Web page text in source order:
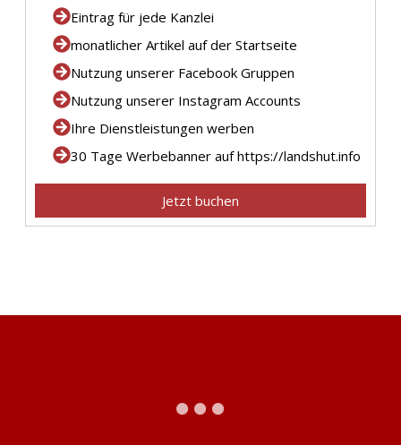
Eintrag für jede Kanzlei
monatlicher Artikel auf der Startseite
Nutzung unserer Facebook Gruppen
Nutzung unserer Instagram Accounts
Ihre Dienstleistungen werben
30 Tage Werbebanner auf https://landshut.info
Jetzt buchen